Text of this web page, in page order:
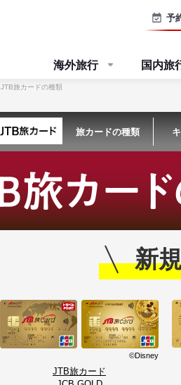
予
海外旅行 国内旅
JTB旅カードの種類
旅カードの種類
新
©Disney
JTB旅カード